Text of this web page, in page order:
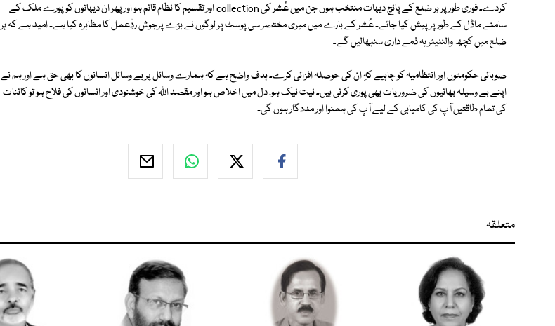
کردے۔ فوری طور پر ہر ضلع کے پانچ دیہات منتخب ہوں جن میں عُشر کی collection اور تقسیم کا نظام قائم ہو اور پھر ان دیہاتوں کو پورے ملک کے
سامنے ماڈل کے طور پر پیش کیا جائے۔ عُشر کے بارے میں میری مختصر سی پوسٹ پر لوگوں نے بڑے پرجوش ردِّعمل کا مظاہرہ کیا ہے۔ امید ہے کہ ہر
ضلع میں کچھ والنٹیئر یہ ذمے داری سنبھالیں گے۔
صوبائی حکومتوں اور انتظامیہ کو چاہیے کہِ ان کی حوصلہ افزائی کرے۔ ہدف واضح ہے کہ ہمارے وسائل پر بے وسائل انسانوں کا بھی حق ہے اور ہم نے
اپنے بے وسیلہ بھائیوں کی ضروریات بھی پوری کرنی ہیں۔ نیت نیک ہو، دل میں اخلاص ہو اور مقصد اﷲ کی خوشنودی اور انسانوں کی فلاح ہو تو کائنات
کی تمام طاقتیں آپ کی کامیابی کے لیے آپ کی ہمنوا اور مددگار ہوں گی۔
متعلقہ